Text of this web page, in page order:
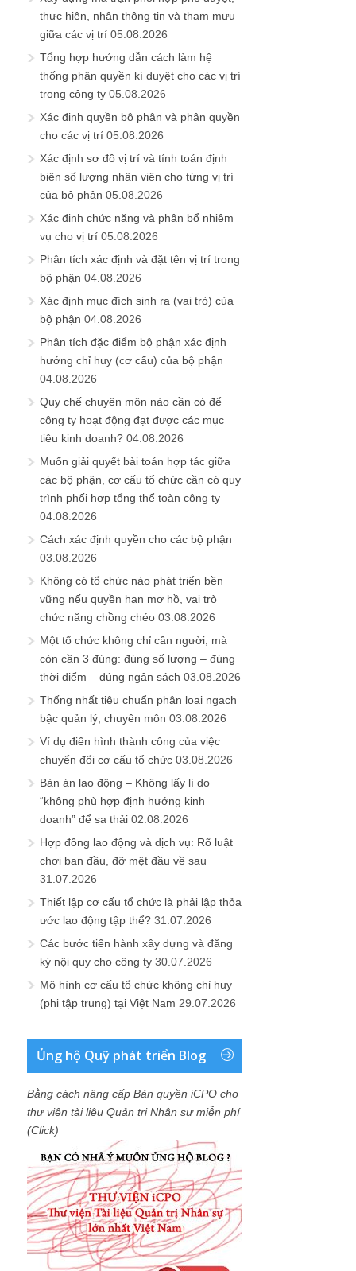
thực hiện, nhận thông tin và tham mưu
giữa các vị trí 05.08.2026
Tổng hợp hướng dẫn cách làm hệ
thống phân quyền kí duyệt cho các vị trí
trong công ty 05.08.2026
Xác định quyền bộ phận và phân quyền
cho các vị trí 05.08.2026
Xác định sơ đồ vị trí và tính toán định
biên số lượng nhân viên cho từng vị trí
của bộ phận 05.08.2026
Xác định chức năng và phân bổ nhiệm
vụ cho vị trí 05.08.2026
Phân tích xác định và đặt tên vị trí trong
bộ phận 04.08.2026
Xác định mục đích sinh ra (vai trò) của
bộ phận 04.08.2026
Phân tích đặc điểm bộ phận xác định
hướng chỉ huy (cơ cấu) của bộ phận
04.08.2026
Quy chế chuyên môn nào cần có để
công ty hoạt động đạt được các mục
tiêu kinh doanh? 04.08.2026
Muốn giải quyết bài toán hợp tác giữa
các bộ phận, cơ cấu tổ chức cần có quy
trình phối hợp tổng thể toàn công ty
04.08.2026
Cách xác định quyền cho các bộ phận
03.08.2026
Không có tổ chức nào phát triển bền
vững nếu quyền hạn mơ hồ, vai trò
chức năng chồng chéo 03.08.2026
Một tổ chức không chỉ cần người, mà
còn cần 3 đúng: đúng số lượng – đúng
thời điểm – đúng ngân sách 03.08.2026
Thống nhất tiêu chuẩn phân loại ngạch
bậc quản lý, chuyên môn 03.08.2026
Ví dụ điển hình thành công của việc
chuyển đổi cơ cấu tổ chức 03.08.2026
Bản án lao động – Không lấy lí do
“không phù hợp định hướng kinh
doanh” để sa thải 02.08.2026
Hợp đồng lao động và dịch vụ: Rõ luật
chơi ban đầu, đỡ mệt đầu về sau
31.07.2026
Thiết lập cơ cấu tổ chức là phải lập thỏa
ước lao động tập thể? 31.07.2026
Các bước tiến hành xây dựng và đăng
ký nội quy cho công ty 30.07.2026
Mô hình cơ cấu tổ chức không chỉ huy
(phi tập trung) tại Việt Nam 29.07.2026
Ủng hộ Quỹ phát triển Blog
Bằng cách nâng cấp Bản quyền iCPO cho
thư viện tài liệu Quản trị Nhân sự miễn phí
(Click)